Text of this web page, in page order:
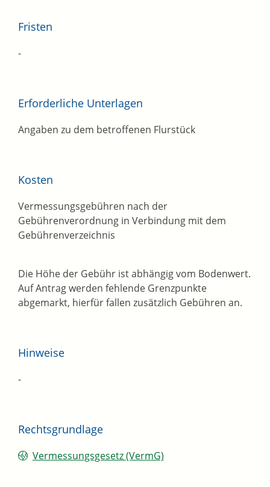
Fristen
-
Erforderliche Unterlagen
Angaben zu dem betroffenen Flurstück
Kosten
Vermessungsgebühren nach der
Gebührenverordnung in Verbindung mit dem
Gebührenverzeichnis
Die Höhe der Gebühr ist abhängig vom Bodenwert.
Auf Antrag werden fehlende Grenzpunkte
abgemarkt, hierfür fallen zusätzlich Gebühren an.
Hinweise
-
Rechtsgrundlage
Vermessungsgesetz (VermG)